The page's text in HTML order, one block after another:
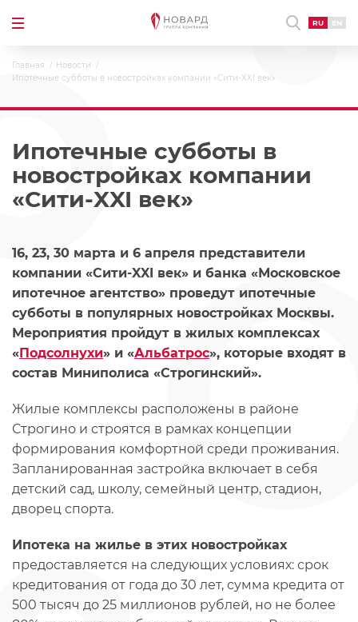
RU EN
Главная
Новости
Ипотечные субботы в новостройках компании «Сити-XXI век»
Ипотечные субботы в
новостройках компании
«Сити-XXI век»
16, 23, 30 марта и 6 апреля представители
компании «Сити-XXI век» и банка «Московское
ипотечное агентство» проведут ипотечные
субботы в популярных новостройках Москвы.
Мероприятия пройдут в жилых комплексах
«Подсолнухи» и «Альбатрос», которые входят в
состав Миниполиса «Строгинский».
Жилые комплексы расположены в районе
Строгино и строятся в рамках концепции
формирования комфортной среди проживания.
Запланированная застройка включает в себя
детский сад, школу, семейный центр, стадион,
дворец спорта.
Ипотека на жилье в этих новостройках
предоставляется на следующих условиях: срок
кредитования от года до 30 лет, сумма кредита от
500 тысяч до 25 миллионов рублей, но не более